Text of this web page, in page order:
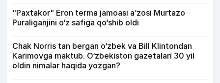
"Paxtakor" Eron terma jamoasi a’zosi Murtazo
Puraliganjini o‘z safiga qo‘shib oldi
Chak Norris tan bergan o‘zbek va Bill Klintondan
Karimovga maktub. O‘zbekiston gazetalari 30 yil
oldin nimalar haqida yozgan?